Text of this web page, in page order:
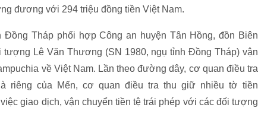
đương với 294 triệu đồng tiền Việt Nam.
Tháp phối hợp Công an huyện Tân Hồng, đồn Biên
Lê Văn Thương (SN 1980, ngụ tỉnh Đồng Tháp) vận
về Việt Nam. Lần theo đường dây, cơ quan điều tra
riêng của Mến, cơ quan điều tra thu giữ nhiều tờ tiền
giao dịch, vận chuyển tiền tệ trái phép với các đối tượng